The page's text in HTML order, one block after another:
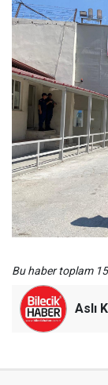
Bu haber toplam
Aslı